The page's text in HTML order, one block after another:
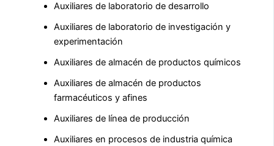
Auxiliares de laboratorio de desarrollo
Auxiliares de laboratorio de investigación y
experimentación
Auxiliares de almacén de productos químicos
Auxiliares de almacén de productos
farmacéuticos y afines
Auxiliares de línea de producción
Auxiliares en procesos de industria química